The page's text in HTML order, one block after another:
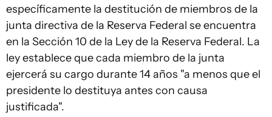
específicamente la destitución de miembros de la
junta directiva de la Reserva Federal se encuentra
en la Sección 10 de la Ley de la Reserva Federal. La
ley establece que cada miembro de la junta
ejercerá su cargo durante 14 años "a menos que el
presidente lo destituya antes con causa
justificada".